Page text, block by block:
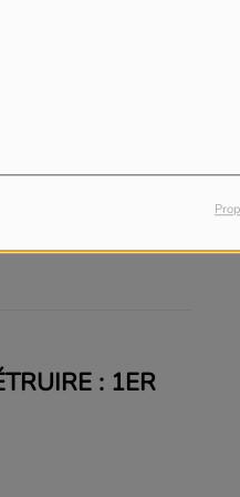
PRIÈRES
: 1ER